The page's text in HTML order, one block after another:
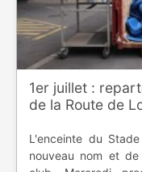
1er juillet :
de la Route de
L'enceinte du
nouveau nom et